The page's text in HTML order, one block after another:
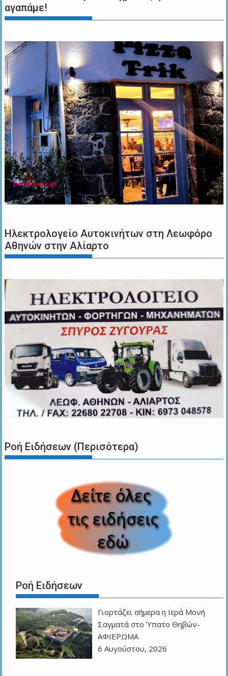
αγαπάμε!
Ηλεκτρολογείο Αυτοκινήτων στη Λεωφόρο
Αθηνών στην Αλίαρτο
Ροή Ειδήσεων (Περισότερα)
Ροή Ειδήσεων
Γιορτάζει σήμερα η Ιερά Μονή
Σαγματά στο Ύπατο Θηβών-
ΑΦΙΕΡΩΜΑ
6 Αυγούστου, 2026